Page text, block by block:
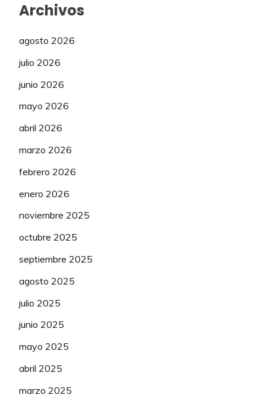
Archivos
agosto 2026
julio 2026
junio 2026
mayo 2026
abril 2026
marzo 2026
febrero 2026
enero 2026
noviembre 2025
octubre 2025
septiembre 2025
agosto 2025
julio 2025
junio 2025
mayo 2025
abril 2025
marzo 2025